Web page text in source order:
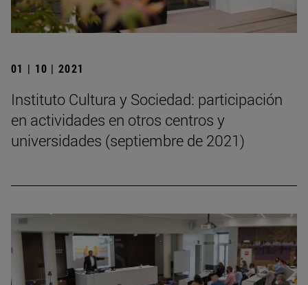
01 | 10 | 2021
Instituto Cultura y Sociedad: participación
en actividades en otros centros y
universidades (septiembre de 2021)